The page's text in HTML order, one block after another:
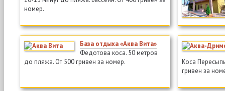
номер.
База отдыха «Аква Вита»
Федотова коса. 50 метров
до пляжа. От 500 гривен за номер.
Коса
гривен за